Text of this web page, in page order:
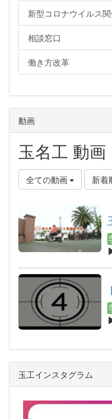
新型コロナウイルス
相談窓口
働き方改革
動画
玉名工 動画
全ての動画 新着
玉工インスタグラム